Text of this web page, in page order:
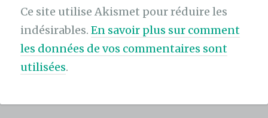
Ce site utilise Akismet pour réduire les
indésirables.En savoir plus sur comment
les données de vos commentaires sont
utilisées.